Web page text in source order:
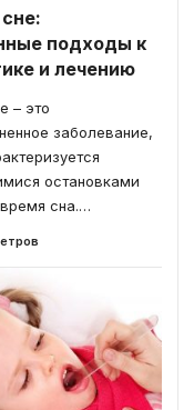
подходы к
и лечению
– это
заболевание,
остановками
сна.…